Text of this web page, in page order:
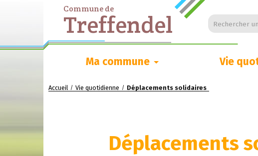
Commune de
Treffendel Rechercher
Ma commune Vie
Accueil / Vie quotidienne / Déplacements solidaires
Déplacements